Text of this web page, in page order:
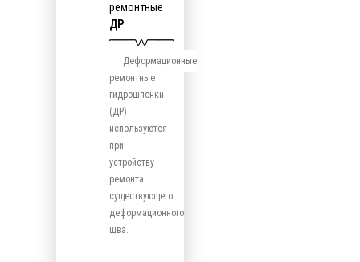
ремонтные
ДР
Деформационные
ремонтные
гидрошпонки
(ДР)
используются
при
устройству
ремонта
существующего
деформационного
шва.